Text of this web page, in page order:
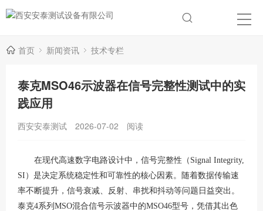
首页 新闻资讯 技术专栏
泰克MSO46示波器在信号完整性测试中的实
践应用
西安安泰测试 2026-07-02 阅读
在现代高速数字电路设计中，信号完整性（ Signal Integrity,
SI）是决定系统稳定性和可靠性的核心因素。随着数据传输速
率不断提升，信号衰减、反射、串扰和抖动等问题日益突出。
泰克4系列MSO混合信号示波器中的MSO46型号，凭借其出色